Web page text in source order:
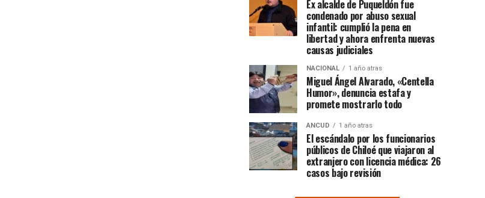
Ex alcalde de Puqueldón fue
condenado por abuso sexual
infantil: cumplió la pena en
libertad y ahora enfrenta nuevas
causas judiciales
NACIONAL 1 año atras
Miguel Ángel Alvarado, «Centella
Humor», denuncia estafa y
promete mostrarlo todo
ANCUD 1 año atras
El escándalo por los funcionarios
públicos de Chiloé que viajaron al
extranjero con licencia médica: 26
casos bajo revisión